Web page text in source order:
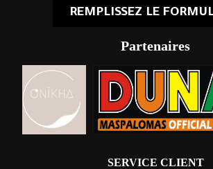
REMPLISSEZ LE
Partenaires
SERVICE CLIENT